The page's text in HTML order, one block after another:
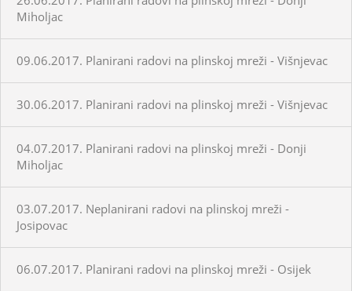
Miholjac
09.06.2017. Planirani radovi na plinskoj mreži - Višnjevac
30.06.2017. Planirani radovi na plinskoj mreži - Višnjevac
04.07.2017. Planirani radovi na plinskoj mreži - Donji
Miholjac
03.07.2017. Neplanirani radovi na plinskoj mreži -
Josipovac
06.07.2017. Planirani radovi na plinskoj mreži - Osijek